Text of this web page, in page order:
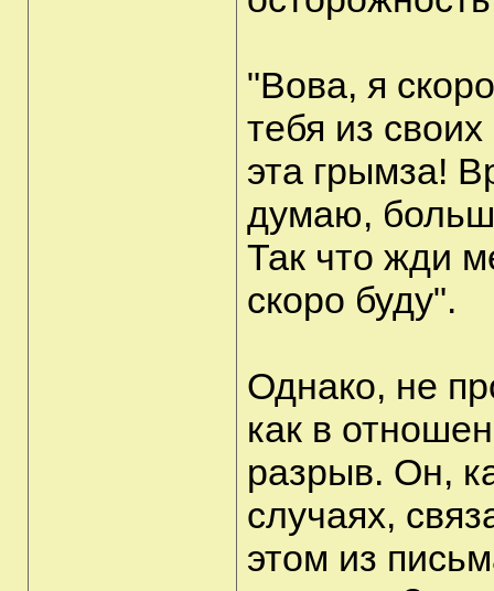
"Вова, я
тебя из
эта грымза!
думаю,
Так что жди
скоро буду".
Однако, не
как в
разрыв. Он,
случаях,
этом из